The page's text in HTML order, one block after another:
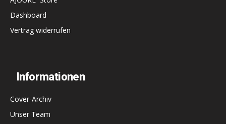
Dashboard
Vertrag widerrufen
Informationen
Cover-Archiv
Unser Team